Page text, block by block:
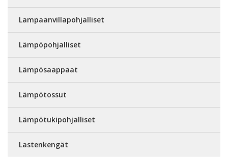
Lampaanvillapohjalliset
Lämpöpohjalliset
Lämpösaappaat
Lämpötossut
Lämpötukipohjalliset
Lastenkengät